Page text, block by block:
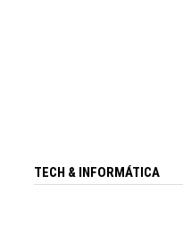
TECH & INFORMÁTICA